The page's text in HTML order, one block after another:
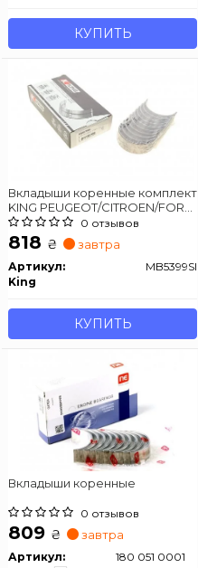
КУПИТЬ
Вкладыши коренные комплект
KING PEUGEOT/CITROEN/FORD
206,206SW,307,Berlingo 1,6HDI
96-
0 отзывов
818 ₴ завтра
Артикул:
MB5399SI
King
КУПИТЬ
Вкладыши коренные
0 отзывов
809 ₴ завтра
Артикул:
180 051 0001